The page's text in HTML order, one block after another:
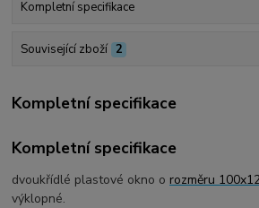
Kompletní specifikace
Související zboží 2
Kompletní specifikace
Kompletní specifikace
dvoukřídlé plastové okno o rozměru
výklopné.